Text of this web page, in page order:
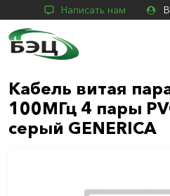
Написать нам
Кабель витая
100МГц 4 пары
серый GENERICA